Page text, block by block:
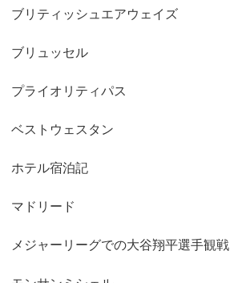
ブリティッシュエアウェイズ
ブリュッセル
プライオリティパス
ベストウェスタン
ホテル宿泊記
マドリード
メジャーリーグでの大谷翔平選手観戦